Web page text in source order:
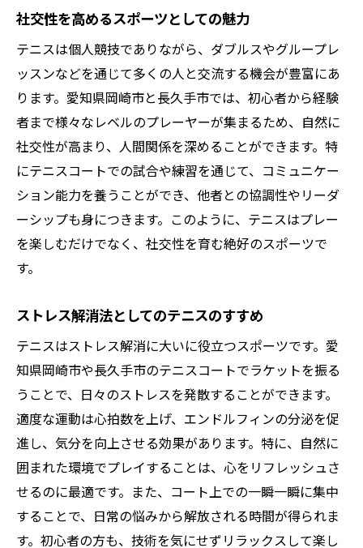
社交性を高めるスポーツとしての魅力
テニスは個人競技でありながら、ダブルスやグループレ
ッスンなどを通じて多くの人と交流する機会が豊富にあ
ります。愛知県岡崎市と長久手市では、初心者から経験
者まで様々なレベルのプレーヤーが集まるため、自然に
社交性が高まり、人間関係を深めることができます。特
にテニスコートでの試合や練習を通じて、コミュニケー
ション能力を養うことができ、他者との協調性やリーダ
ーシップも身につきます。このように、テニスはプレー
を楽しむだけでなく、社交性を育む絶好のスポーツで
す。
ストレス解消法としてのテニスのすすめ
テニスはストレス解消に大いに役立つスポーツです。愛
知県岡崎市や長久手市のテニスコートでラケットを振る
うことで、日々のストレスを発散することができます。
適度な運動は心拍数を上げ、エンドルフィンの分泌を促
進し、気分を向上させる効果があります。特に、自然に
囲まれた環境でプレイすることは、心をリフレッシュさ
せるのに最適です。また、コート上での一瞬一瞬に集中
することで、日常の悩みから解放される時間が得られま
す。初心者の方も、技術を気にせずリラックスして楽し